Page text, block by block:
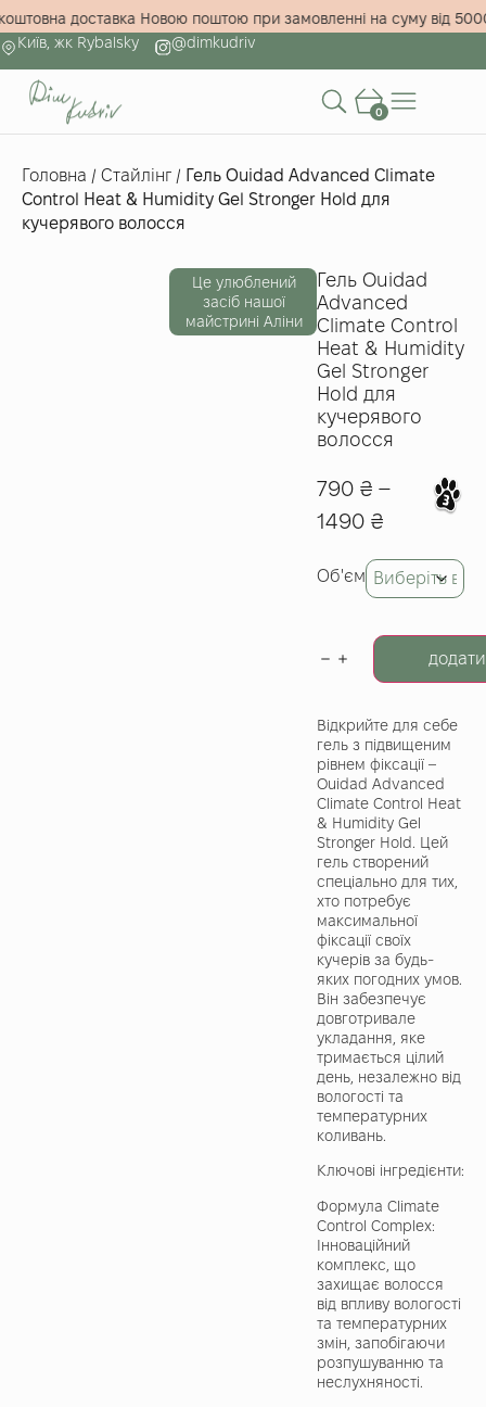
Безкоштовна доставка Новою поштою при замовленні на суму
Київ, жк Rybalsky
@dimkudriv
0
Головна / Стайлінг / Гель Ouidad Advanced Climate
Control Heat & Humidity Gel Stronger Hold для
кучерявого волосся
Це улюблений
засіб нашої
майстрині Аліни
Гель Ouidad
Advanced
Climate Control
Heat & Humidity
Gel Stronger
Hold для
кучерявого
волосся
790 ₴ –
1490 ₴
Об'єм
Відкрийте для себе
гель з підвищеним
рівнем фіксації –
Ouidad Advanced
Climate Control Heat
& Humidity Gel
Stronger Hold. Цей
гель створений
спеціально для тих,
хто потребує
максимальної
фіксації своїх
кучерів за будь-
яких погодних умов.
Він забезпечує
довготривале
укладання, яке
тримається цілий
день, незалежно від
вологості та
температурних
коливань.
Ключові інгредієнти:
Формула Climate
Control Complex:
Інноваційний
комплекс, що
захищає волосся
від впливу вологості
та температурних
змін, запобігаючи
розпушуванню та
неслухняності.